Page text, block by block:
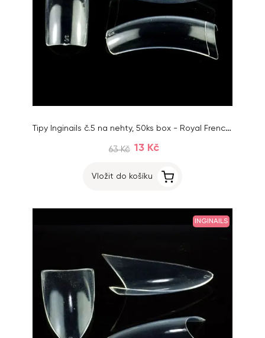
Tipy Inginails č.5 na nehty, 50ks box - Royal French Clear
63 Kč 13 Kč
Vložit do košíku
INGINAILS